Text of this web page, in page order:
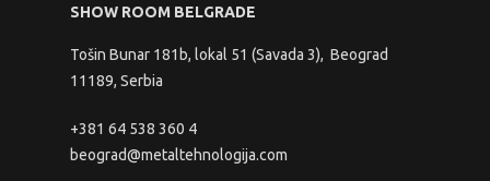
SHOW ROOM BELGRADE
Tošin Bunar 181b, lokal 51 (Savada 3), Beograd
11189, Serbia
+381 64 538 360 4
beograd@metaltehnologija.com